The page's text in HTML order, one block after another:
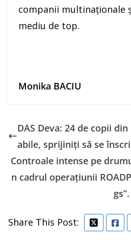
companii multinaționale
mediu de top.
Monika BACIU
DAS Deva: 24 de copii
abile, sprijiniți să se
Controale intense pe
n cadrul operațiunii
Share This Post: